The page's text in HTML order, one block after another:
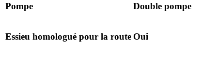
Pompe Double pompe
Essieu homologué pour la route Oui